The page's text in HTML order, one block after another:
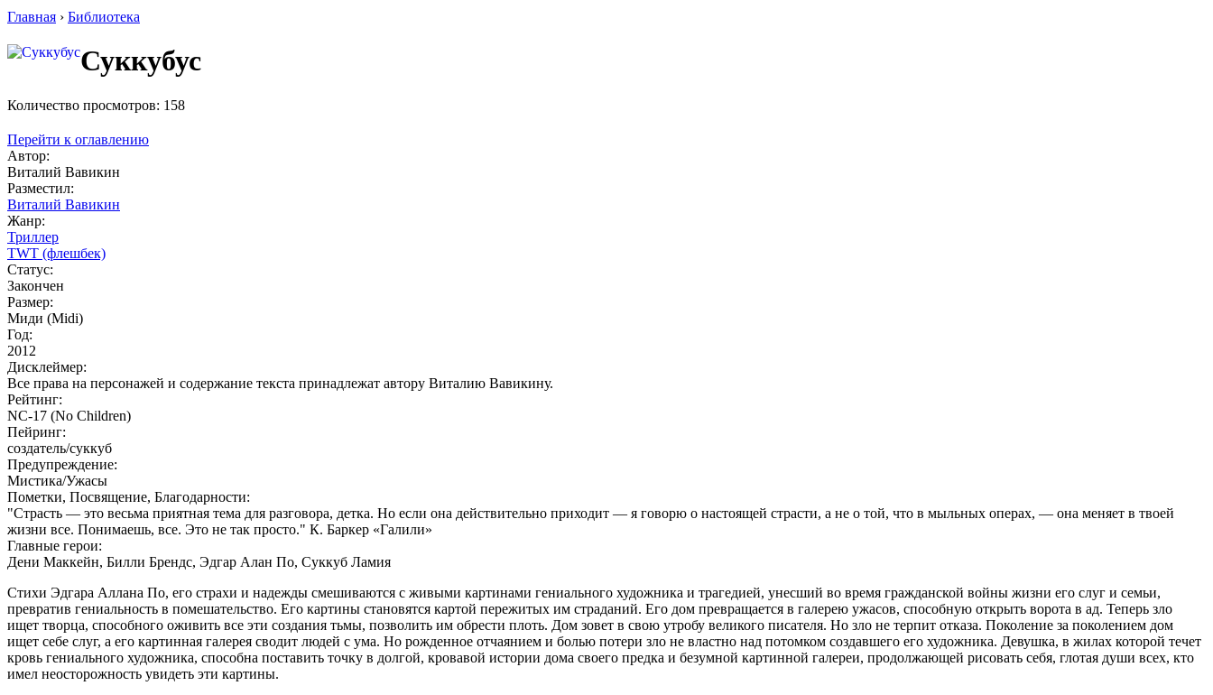
Главная › Библиотека
Суккубус
Количество просмотров: 158
Перейти к оглавлению
Автор:
Виталий Вавикин
Разместил:
Виталий Вавикин
Жанр:
Триллер
TWT (флешбек)
Статус:
Закончен
Размер:
Миди (Midi)
Год:
2012
Дисклеймер:
Все права на персонажей и содержание текста принадлежат автору Виталию Вавикину.
Рейтинг:
NC-17 (No Children)
Пейринг:
создатель/суккуб
Предупреждение:
Мистика/Ужасы
Пометки, Посвящение, Благодарности:
"Страсть — это весьма приятная тема для разговора, детка. Но если она действительно приходит — я говорю о настоящей страсти, а не о той, что в мыльных операх, — она меняет в твоей
жизни все. Понимаешь, все. Это не так просто." К. Баркер «Галили»
Главные герои:
Дени Маккейн, Билли Брендс, Эдгар Алан По, Суккуб Ламия
Стихи Эдгара Аллана По, его страхи и надежды смешиваются с живыми картинами гениального художника и трагедией, унесший во время гражданской войны жизни его слуг и семьи,
превратив гениальность в помешательство. Его картины становятся картой пережитых им страданий. Его дом превращается в галерею ужасов, способную открыть ворота в ад. Теперь зло
ищет творца, способного оживить все эти создания тьмы, позволить им обрести плоть. Дом зовет в свою утробу великого писателя. Но зло не терпит отказа. Поколение за поколением дом
ищет себе слуг, а его картинная галерея сводит людей с ума. Но рожденное отчаянием и болью потери зло не властно над потомком создавшего его художника. Девушка, в жилах которой течет
кровь гениального художника, способна поставить точку в долгой, кровавой истории дома своего предка и безумной картинной галереи, продолжающей рисовать себя, глотая души всех, кто
имел неосторожность увидеть эти картины.